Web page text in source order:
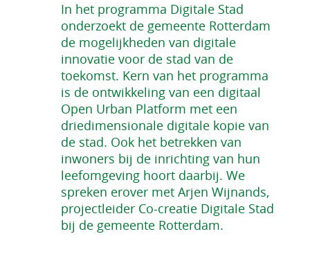
In het programma Digitale Stad
onderzoekt de gemeente Rotterdam
de mogelijkheden van digitale
innovatie voor de stad van de
toekomst. Kern van het programma
is de ontwikkeling van een digitaal
Open Urban Platform met een
driedimensionale digitale kopie van
de stad. Ook het betrekken van
inwoners bij de inrichting van hun
leefomgeving hoort daarbij. We
spreken erover met Arjen Wijnands,
projectleider Co-creatie Digitale Stad
bij de gemeente Rotterdam.